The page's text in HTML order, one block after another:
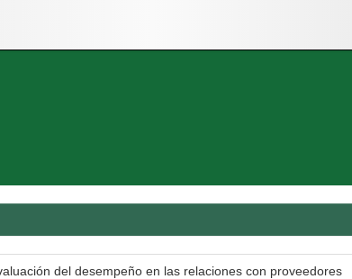
del desempeño en las relaciones con proveedores